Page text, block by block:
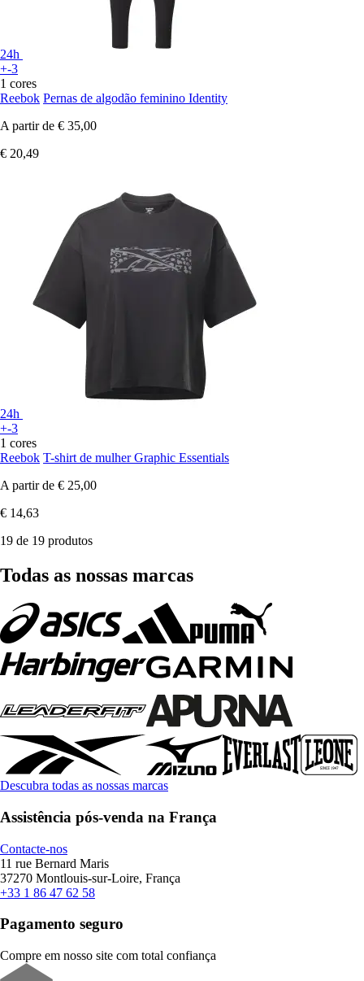
24h
+-3
1 cores
Reebok Pernas de algodão feminino Identity
A partir de € 35,00
€ 20,49
24h
+-3
1 cores
Reebok T-shirt de mulher Graphic Essentials
A partir de € 25,00
€ 14,63
19 de 19 produtos
Todas as nossas marcas
Descubra todas as nossas marcas
Assistência pós-venda na França
Contacte-nos
11 rue Bernard Maris
37270 Montlouis-sur-Loire, França
+33 1 86 47 62 58
Pagamento seguro
Compre em nosso site com total confiança